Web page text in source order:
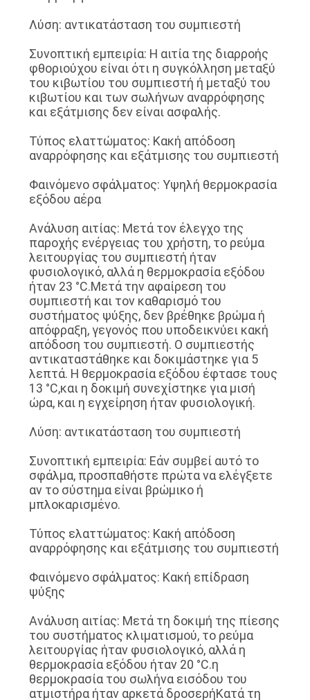
Λύση: αντικατάσταση του συμπιεστή
Συνοπτική εμπειρία: Η αιτία της διαρροής
φθοριούχου είναι ότι η συγκόλληση μεταξύ
του κιβωτίου του συμπιεστή ή μεταξύ του
κιβωτίου και των σωλήνων αναρρόφησης
και εξάτμισης δεν είναι ασφαλής.
Τύπος ελαττώματος: Κακή απόδοση
αναρρόφησης και εξάτμισης του συμπιεστή
Φαινόμενο σφάλματος: Υψηλή θερμοκρασία
εξόδου αέρα
Ανάλυση αιτίας: Μετά τον έλεγχο της
παροχής ενέργειας του χρήστη, το ρεύμα
λειτουργίας του συμπιεστή ήταν
φυσιολογικό, αλλά η θερμοκρασία εξόδου
ήταν 23 °C.Μετά την αφαίρεση του
συμπιεστή και τον καθαρισμό του
συστήματος ψύξης, δεν βρέθηκε βρώμα ή
απόφραξη, γεγονός που υποδεικνύει κακή
απόδοση του συμπιεστή. Ο συμπιεστής
αντικαταστάθηκε και δοκιμάστηκε για 5
λεπτά. Η θερμοκρασία εξόδου έφτασε τους
13 °C,και η δοκιμή συνεχίστηκε για μισή
ώρα, και η εγχείρηση ήταν φυσιολογική.
Λύση: αντικατάσταση του συμπιεστή
Συνοπτική εμπειρία: Εάν συμβεί αυτό το
σφάλμα, προσπαθήστε πρώτα να ελέγξετε
αν το σύστημα είναι βρώμικο ή
μπλοκαρισμένο.
Τύπος ελαττώματος: Κακή απόδοση
αναρρόφησης και εξάτμισης του συμπιεστή
Φαινόμενο σφάλματος: Κακή επίδραση
ψύξης
Ανάλυση αιτίας: Μετά τη δοκιμή της πίεσης
του συστήματος κλιματισμού, το ρεύμα
λειτουργίας ήταν φυσιολογικό, αλλά η
θερμοκρασία εξόδου ήταν 20 °C.η
θερμοκρασία του σωλήνα εισόδου του
ατμιστήρα ήταν αρκετά δροσερήΚατά τη